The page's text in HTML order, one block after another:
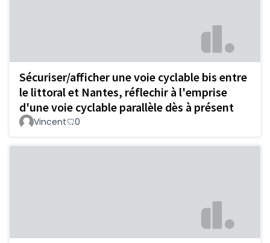
Sécuriser/afficher une voie cyclable bis entre
le littoral et Nantes, réflechir à l'emprise
d'une voie cyclable parallèle dès à présent
Vincent 0